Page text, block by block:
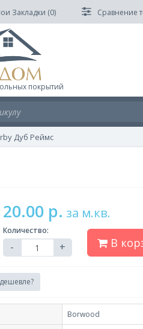
Закладки (0) Сравнение
покрытий
Дуб Реймс
20.00 р. за м.кв.
Количество:
- + В
Borwood